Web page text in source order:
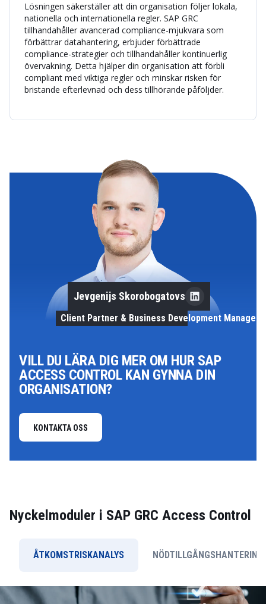
Lösningen säkerställer att din organisation följer lokala,
nationella och internationella regler. SAP GRC
tillhandahåller avancerad compliance-mjukvara som
förbättrar datahantering, erbjuder förbättrade
compliance-strategier och tillhandahåller kontinuerlig
övervakning. Detta hjälper din organisation att förbli
compliant med viktiga regler och minskar risken för
bristande efterlevnad och dess tillhörande påföljder.
VILL DU LÄRA DIG MER OM HUR SAP
ACCESS CONTROL KAN GYNNA DIN
ORGANISATION?
KONTAKTA OSS
Jevgenijs Skorobogatovs
Client Partner & Business Development Manager
Nyckelmoduler i SAP GRC Access Control
ÅTKOMSTRISKANALYS NÖDTILLGÅNGSHANTERING